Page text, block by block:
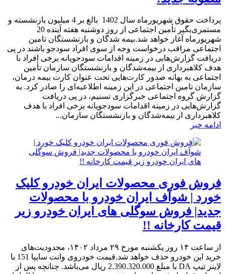
پرداخت حقوق شهریورماه سال 1402 بالغ بر 4‌ میلیون بازنشسته و
مستمری‌بگیر تأمین اجتماعی از روز دوشنبه هفته آینده 20
شهریورماه آغاز خواهد شد.بیمه شدگان و بازنشستگان تامین
اجتماعی مراقب درخواست وجه از سوی افراد سودجو باشند در پی
دریافت گزارش‌هایی در زمینه اقدامات سودجویانه برخی افراد با
هدف کلاهبرداری از بیمه‌شدگان و بازنشستگان سازمان تأمین‌
اجتماعی به بهانه صدور کارت‌هایی تحت عنوان کارت بیمه درمان،
سازمان تامین اجتماعی در این زمینه اطلاعیه‌ای را صادر کرد. به
گزارش گروه اجتماعی خبرگزاری تسنیم، در پی دریافت
گزارش‌هایی در زمینه اقدامات سودجویانه برخی افراد با هدف
کلاهبرداری از بیمه‌شدگان و بازنشستگان سازمان...
ادامه خبر
فروش فوری محصولات ایران خودرو کلیک
خورد | شوآف ایران خودرو با محصولات
جدید| فروش سوگلی های ایران خودرو زیر
قیمت کارخانه !!
از ساعت ۱۴ روز یکشنبه مورخ ۲۹ مرداد ۱۴۰۲، محدودیت‌های
خرید این خودرو حذف خواهد شد.قیمت خودروی وانت سایپا 151 با
لاینر تیپ DA با مبلغ 2.390.320.000 ریال می‌باشد. چنانچه پس از